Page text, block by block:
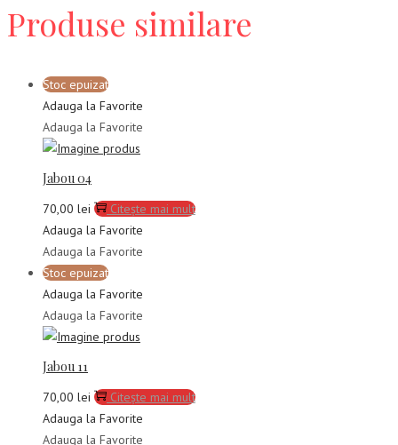
Produse similare
Stoc epuizat
Adauga la Favorite
Adauga la Favorite
Jabou 04
70,00 lei
Citește mai mult
Adauga la Favorite
Adauga la Favorite
Stoc epuizat
Adauga la Favorite
Adauga la Favorite
Jabou 11
70,00 lei
Citește mai mult
Adauga la Favorite
Adauga la Favorite